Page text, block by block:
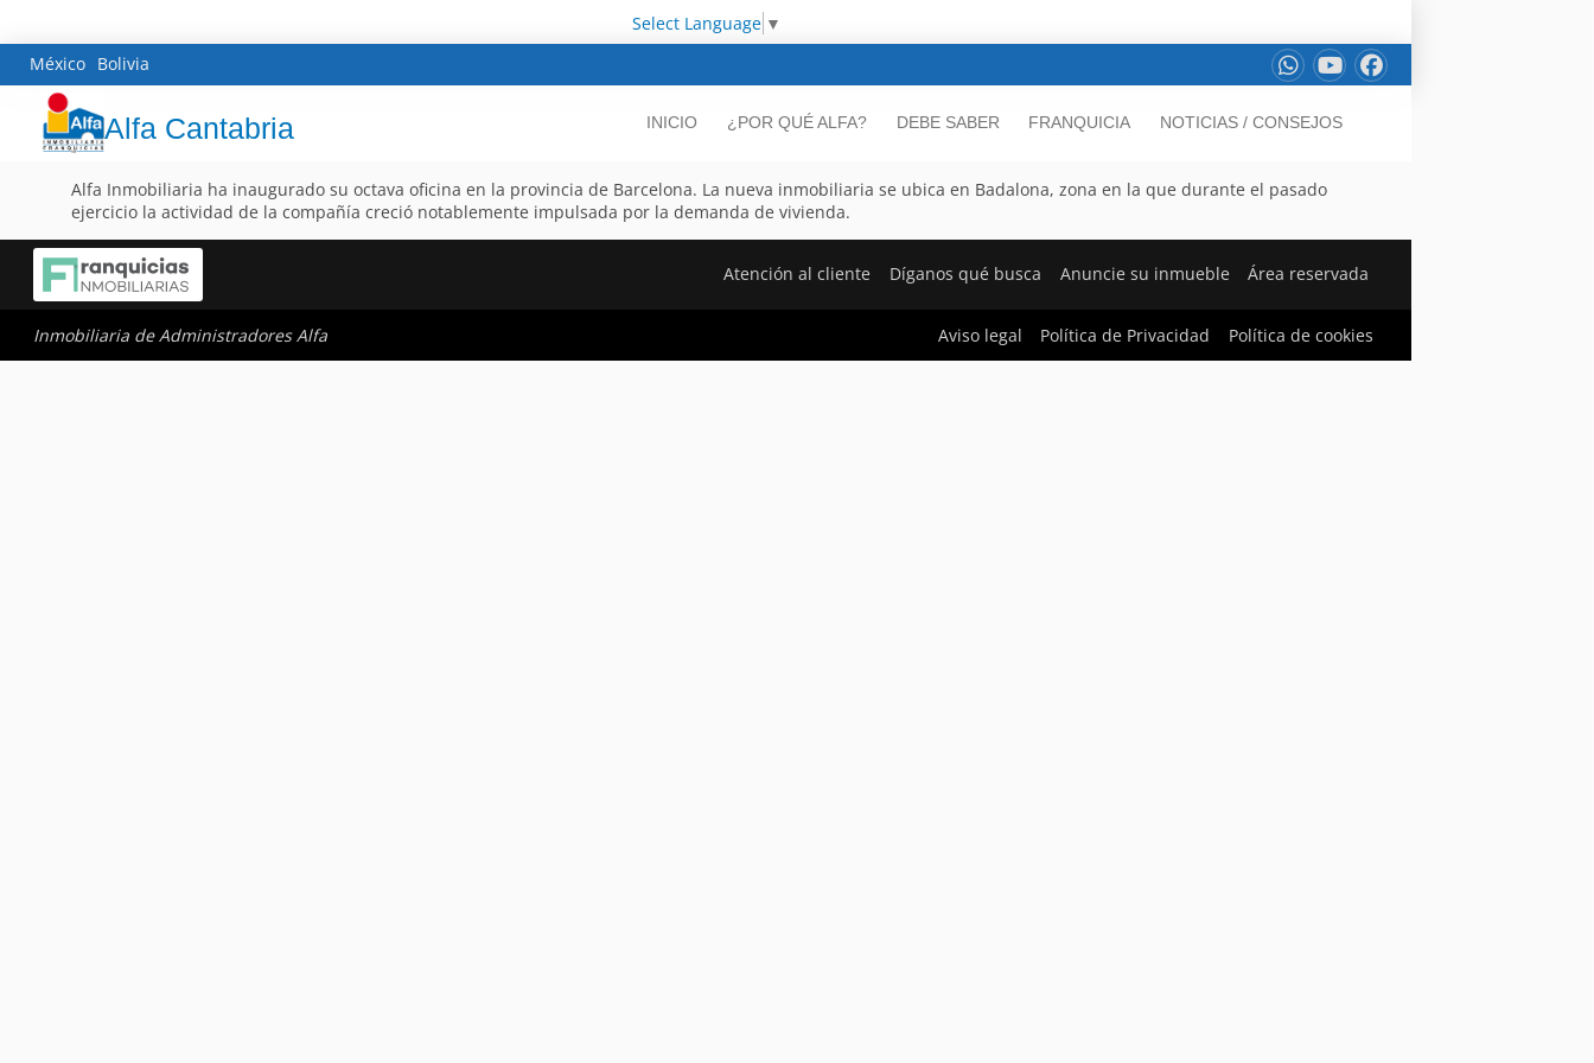
Select Language ▼
México Bolivia
Alfa Cantabria INICIO ¿POR QUÉ ALFA? DEBE SABER FRANQUICIA NOTICIAS / CONSEJOS
Alfa Inmobiliaria ha inaugurado su octava oficina en la provincia de Barcelona. La nueva inmobiliaria se ubica en Badalona, zona en la que durante el pasado
ejercicio la actividad de la compañía creció notablemente impulsada por la demanda de vivienda.
Atención al cliente Díganos qué busca Anuncie su inmueble Área reservada
Inmobiliaria de Administradores Alfa Aviso legal Política de Privacidad Política de cookies